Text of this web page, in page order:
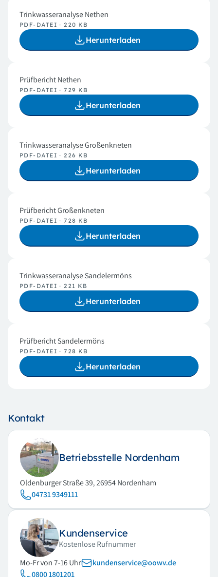
Trinkwasseranalyse Nethen
PDF-DATEI · 220 KB
Herunterladen
Prüfbericht Nethen
PDF-DATEI · 729 KB
Herunterladen
Trinkwasseranalyse Großenkneten
PDF-DATEI · 226 KB
Herunterladen
Prüfbericht Großenkneten
PDF-DATEI · 728 KB
Herunterladen
Trinkwasseranalyse Sandelermöns
PDF-DATEI · 221 KB
Herunterladen
Prüfbericht Sandelermöns
PDF-DATEI · 728 KB
Herunterladen
Kontakt
Betriebsstelle Nordenham
Oldenburger Straße 39, 26954 Nordenham
04731 9349111
Kundenservice
Kostenlose Rufnummer
Mo-Fr von 7-16 Uhr
kundenservice@oowv.de
0800 1801201